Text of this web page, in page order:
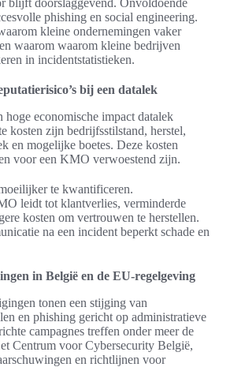
blijft doorslaggevend. Onvoldoende
phishing en social engineering.
kleine ondernemingen vaker
waarom waarom kleine bedrijven
in incidentstatistieken.
bij een datalek
hoge economische impact datalek
kosten zijn bedrijfsstilstand, herstel,
en mogelijke boetes. Deze kosten
voor een KMO verwoestend zijn.
te kwantificeren.
leidt tot klantverlies, verminderde
kosten om vertrouwen te herstellen.
na een incident beperkt schade en
in België en de EU-regelgeving
tonen een stijging van
en phishing gericht op administratieve
campagnes treffen onder meer de
Centrum voor Cybersecurity België,
en richtlijnen voor